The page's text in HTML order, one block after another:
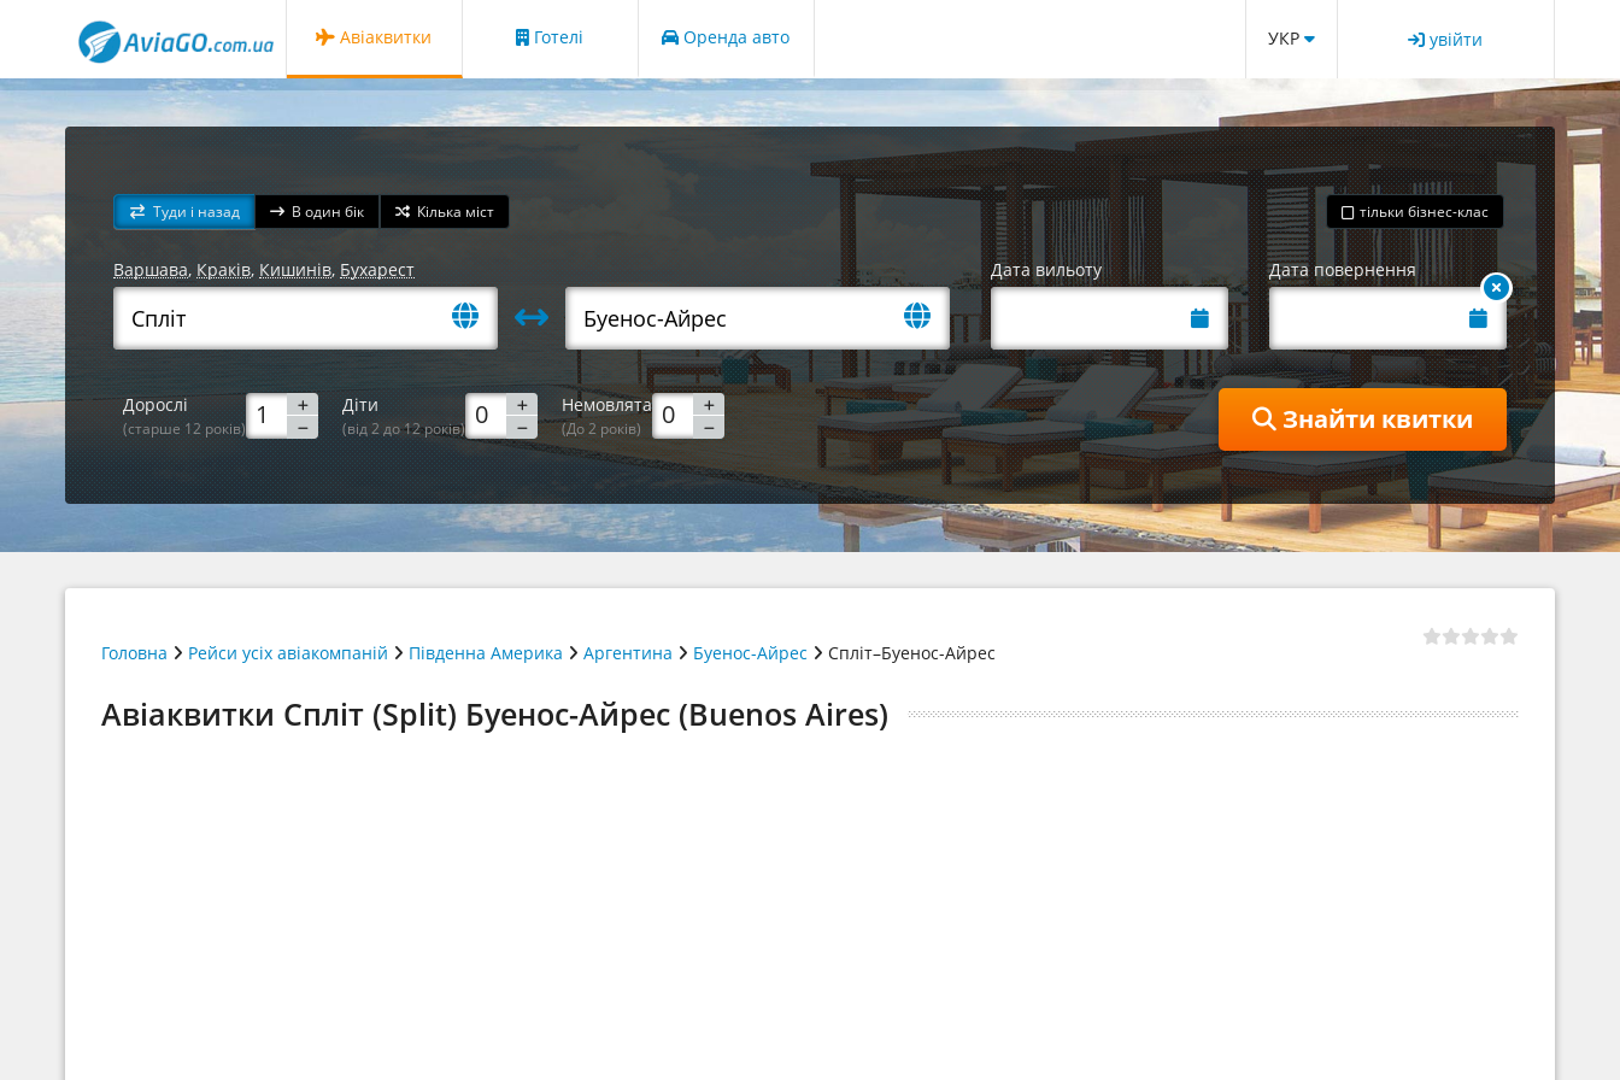
Авіаквитки Готелі Оренда авто УКР увійти
Туди і назад В один бік Кілька міст тільки бізнес-клас
Варшава, Краків, Кишинів, Бухарест Дата вильоту Дата повернення
Дорослі
(старше 12 років)
Діти
(від 2 до 12 років)
Немовлята
(До 2 років) Знайти квитки
Головна Рейси усіх авіакомпаній Південна Америка Аргентина Буенос-Айрес Спліт–Буенос-Айрес
Авіаквитки Спліт (Split) Буенос-Айрес (Buenos Aires)